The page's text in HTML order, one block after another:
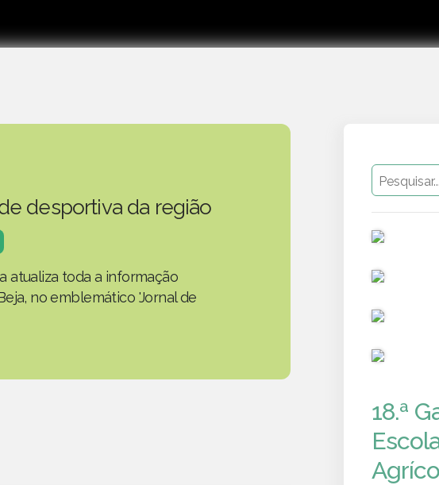
desportiva da região
atualiza toda a informação
no emblemático 'Jornal de
18.ª